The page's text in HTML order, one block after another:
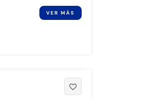
VER MÁS
favorite_border